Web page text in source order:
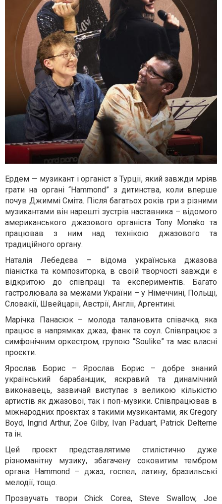
Ердем — музикант і органіст з Турції, який завжди мріяв
грати на органі “Hammond” з дитинства, коли вперше
почув Джиммі Сміта. Після багатьох років гри з різними
музикантами він нарешті зустрів наставника – відомого
американського джазового органіста Tony Monako та
працював з ним над технікою джазового та
традиційного органу.
Наталія Лебедєва – відома українська джазова
піаністка та композиторка, в своїй творчості завжди є
відкритою до співпраці та експериментів. Багато
гастролювала за межами України – у Німеччині, Польщі,
Словакії, Швейцарії, Австрії, Англії, Аргентині.
Марічка Панасюк – молода талановита співачка, яка
працює в напрямках джаз, фанк та соул. Співпрацює з
симфонічним оркестром, групою “Soulike” та має власні
проєкти.
Ярослав Борис – Ярослав Борис – добре знаний
український барабанщик, яскравий та динамічний
виконавець, зазвичай виступає з великою кількістю
артистів як джазової, так і поп-музики. Співпрацював в
міжнародних проєктах з такими музикантами, як Gregory
Boyd, Ingrid Arthur, Zoe Gilby, Ivan Paduart, Patrick Delterne
та ін.
Цей проєкт представлятиме стилістично дуже
різноманітну музику, збагачену соковитим тембром
органа Hammond – джаз, госпел, латину, бразильські
мелодії, тощо.
Прозвучать твори Chick Corea, Steve Swallow, Joe